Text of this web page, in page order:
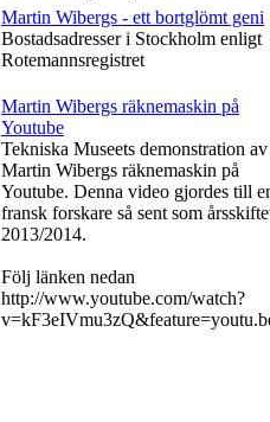
Martin Wibergs - ett bortglömt geni
Bostadsadresser i Stockholm enligt
Rotemannsregistret
Martin Wibergs räknemaskin på
Youtube
Tekniska Museets demonstration av
Martin Wibergs räknemaskin på
Youtube. Denna video gjordes till
fransk forskare så sent som
2013/2014.
Följ länken nedan
http://www.youtube.com/watch?